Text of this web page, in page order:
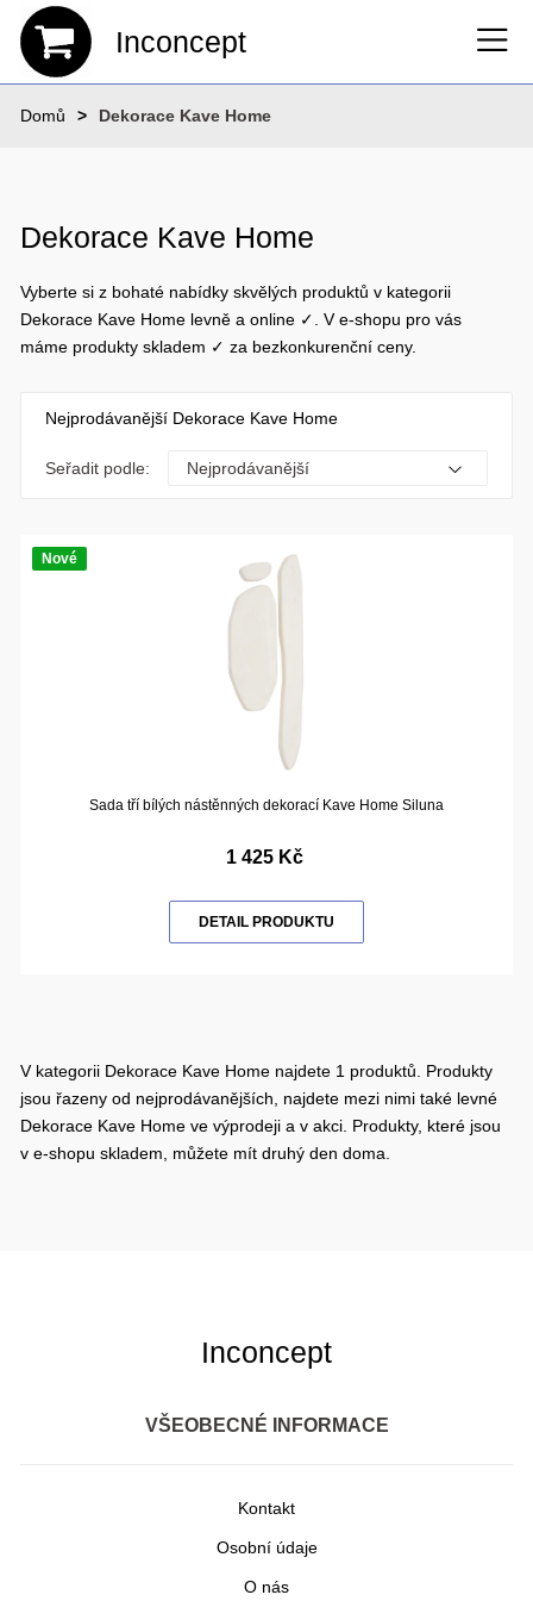
Inconcept
Domů Dekorace Kave Home
Dekorace Kave Home
Vyberte si z bohaté nabídky skvělých produktů v kategorii
Dekorace Kave Home levně a online ✓. V e-shopu pro vás
máme produkty skladem ✓ za bezkonkurenční ceny.
Nejprodávanější Dekorace Kave Home
Seřadit podle:
Nové
Sada tří bílých nástěnných dekorací Kave Home Siluna
1 425 Kč
DETAIL PRODUKTU
V kategorii Dekorace Kave Home najdete 1 produktů. Produkty
jsou řazeny od nejprodávanějších, najdete mezi nimi také levné
Dekorace Kave Home ve výprodeji a v akci. Produkty, které jsou
v e-shopu skladem, můžete mít druhý den doma.
Inconcept
VŠEOBECNÉ INFORMACE
Kontakt
Osobní údaje
O nás